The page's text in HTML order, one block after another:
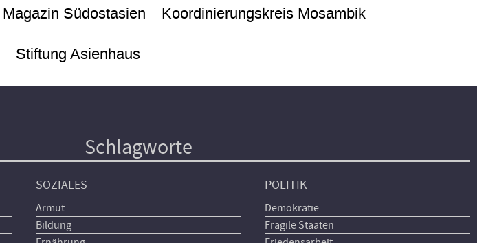
Magazin Südostasien Koordinierungskreis Mosambik
Stiftung Asienhaus
Schlagworte
SOZIALES
Armut
Bildung
POLITIK
Demokratie
Fragile Staaten